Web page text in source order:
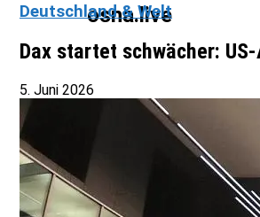
osna.live
Deutschland & Welt
Dax startet schwächer:
5. Juni 2026